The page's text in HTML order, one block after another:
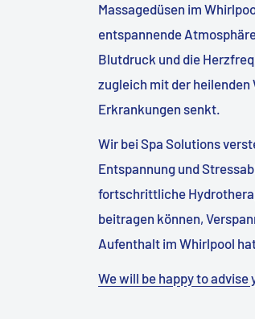
Massagedüsen im
entspannende
Blutdruck und die
zugleich mit der heilenden
Erkrankungen senkt.
Wir bei Spa Solutions
Entspannung und
fortschrittliche
beitragen können,
Aufenthalt im Whirlpool
We will be happy to